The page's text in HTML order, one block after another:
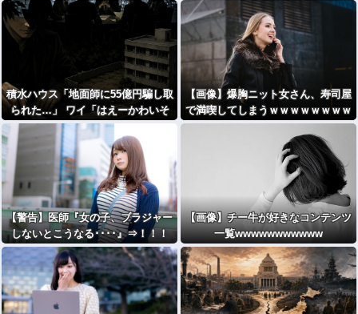
積水ハウス「地面師に55億円騙し取
られた…」 ワイ「はえーかわいそ
う…会社滅茶苦茶やろなぁ」
【画像】爆胸ニット女さん、寿司屋
で満喫してしまうｗｗｗｗｗｗｗｗ
ｗｗ
【警告】医師『女の子、ブラジャー
しないとこうなる････』⇒！！！
【画像】チー牛が好きなコンテンツ
一覧wwwwwwwwwww